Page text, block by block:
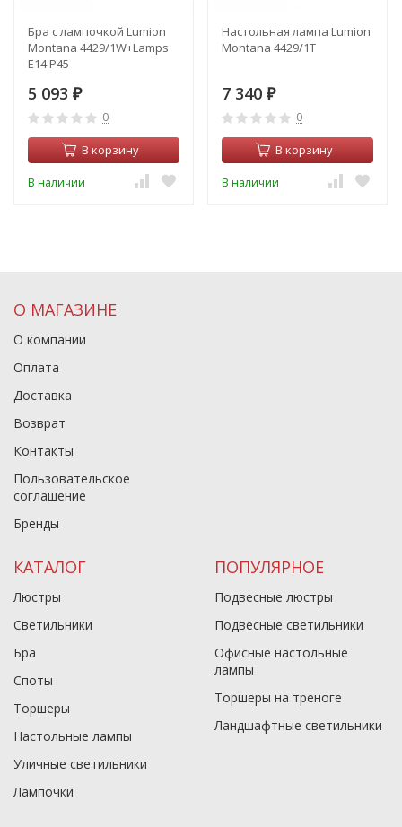
Бра с лампочкой Lumion
Montana 4429/1W+Lamps
E14 P45
5 093 ₽
0
В корзину
В наличии
Настольная лампа Lumion
Montana 4429/1T
7 340 ₽
0
В корзину
В наличии
О МАГАЗИНЕ
О компании
Оплата
Доставка
Возврат
Контакты
Пользовательское
соглашение
Бренды
КАТАЛОГ
Люстры
Светильники
Бра
Споты
Торшеры
Настольные лампы
Уличные светильники
Лампочки
ПОПУЛЯРНОЕ
Подвесные люстры
Подвесные светильники
Офисные настольные
лампы
Торшеры на треноге
Ландшафтные светильники